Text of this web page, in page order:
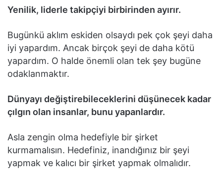
Yenilik, liderle takipçiyi birbirinden ayırır.
Bugünkü aklım eskiden olsaydı pek çok şeyi daha
iyi yapardım. Ancak birçok şeyi de daha kötü
yapardım. O halde önemli olan tek şey bugüne
odaklanmaktır.
Dünyayı değiştirebileceklerini düşünecek kadar
çılgın olan insanlar, bunu yapanlardır.
Asla zengin olma hedefiyle bir şirket
kurmamalısın. Hedefiniz, inandığınız bir şeyi
yapmak ve kalıcı bir şirket yapmak olmalıdır.